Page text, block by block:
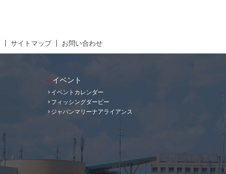
サイトマップ お問い合わせ
イベント
イベントカレンダー
フィッシングダービー
ジャパンマリーナアライアンス